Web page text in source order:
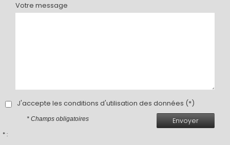
Votre message
J'accepte les conditions d'utilisation des données (*)
Envoyer
* Champs obligatoires
* :